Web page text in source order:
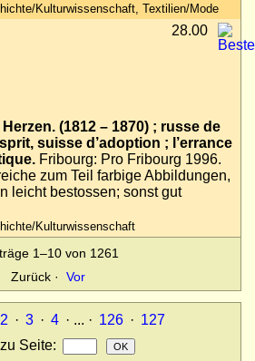
Kulturwissenschaft, Textilien/Mode
(1812 – 1870) ; russe de
suisse d’adoption ; l’errance
Fribourg: Pro Fribourg 1996.
zum Teil farbige Abbildungen,
leicht bestossen; sonst gut
Kulturwissenschaft
28.00
1–10 von 1261
Zurück· Vor
2 · 3 · 4 · ... · 126 · 127
Seite: